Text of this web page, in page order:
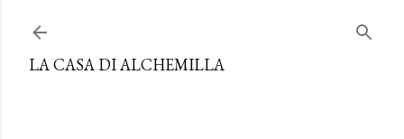
LA CASA DI ALCHEMILLA